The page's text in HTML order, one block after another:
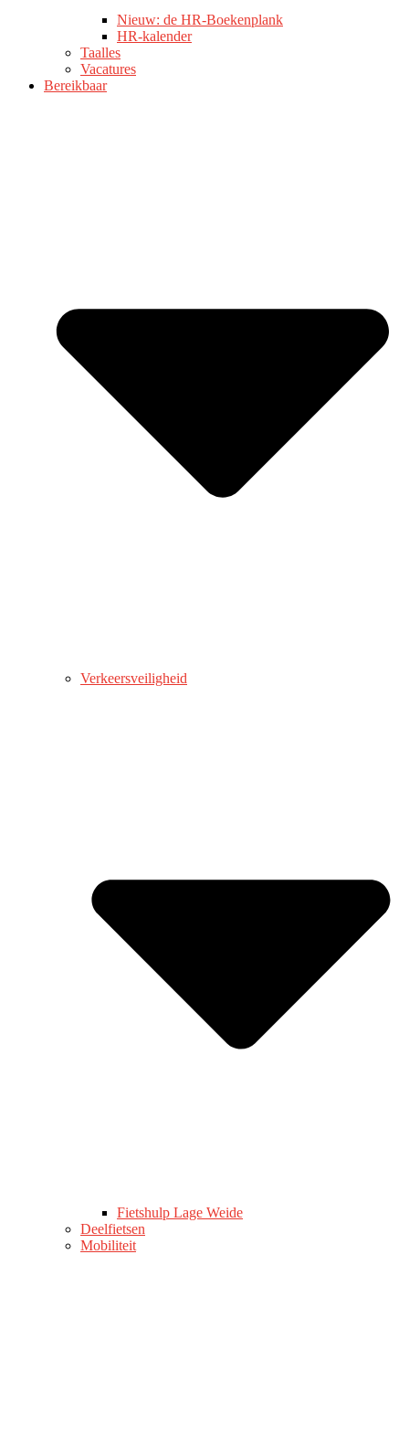
Nieuw: de HR-Boekenplank
HR-kalender
Taalles
Vacatures
Bereikbaar
Verkeersveiligheid
Fietshulp Lage Weide
Deelfietsen
Mobiliteit